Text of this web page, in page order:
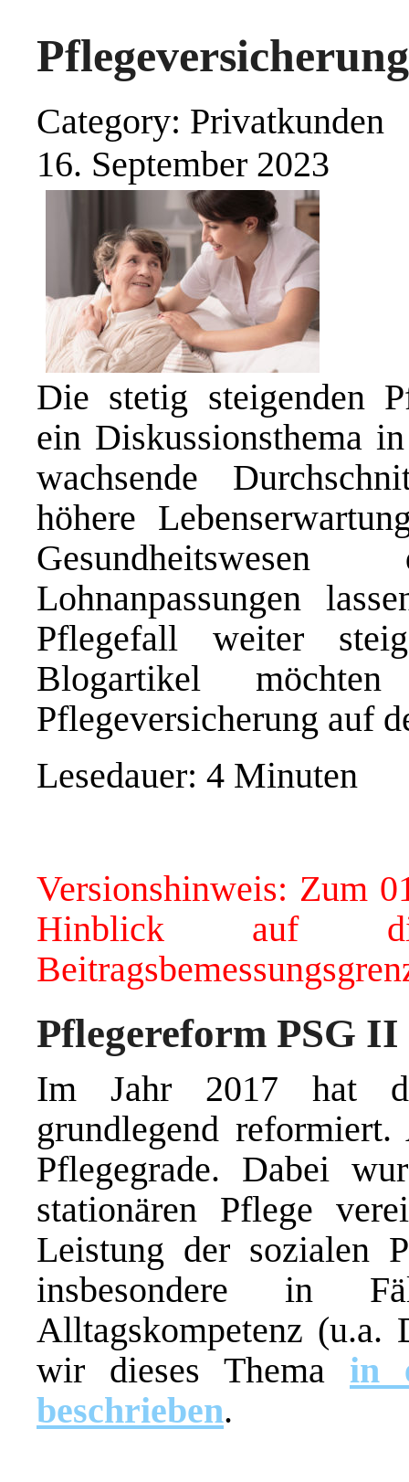
Category: Privatkunden
16. September 2023
Die stetig steigenden
ein Diskussionsthema
wachsende
höhere
Lohnanpassungen
Pflegefall weiter
Blogartikel
Pflegeversicherung auf
Lesedauer: 4 Minuten
Versionshinweis: Zum
Hinblick auf
Pflegereform PSG II
Im Jahr 2017 hat
grundlegend
Pflegegrade. Dabei
stationären Pflege
Leistung der sozialen
insbesondere in
Alltagskompetenz (u.a.
wir dieses Thema in
beschrieben.